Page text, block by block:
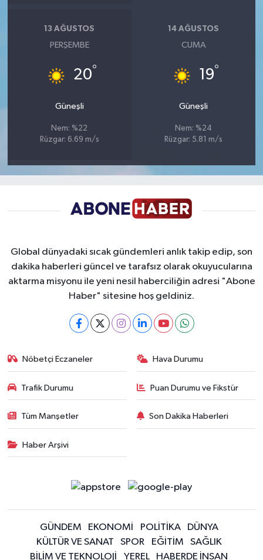
13 AĞUSTOS
PERŞEMBE
20°
Güneşli
Nem: %22
Rüzgar: 6.69 m/s
14 AĞUSTOS
CUMA
19°
Güneşli
Nem: %24
Rüzgar: 5.81 m/s
Global dünyadaki sıcak gündemleri anlık takip edip, son
dakika haberleri güncel ve tarafsız olarak okuyucularına
aktarma misyonu ile yeni nesil haberciliğin adresi "Abone
Haber" sitesine hoş geldiniz.
Nöbetçi Eczaneler Hava Durumu
Trafik Durumu Puan Durumu ve Fikstür
Tüm Manşetler Son Dakika Haberleri
Haber Arşivi
GÜNDEM EKONOMİ POLİTİKA
DÜNYA
KÜLTÜR VE SANAT
SPOR EĞİTİM
SAĞLIK
BİLİM VE TEKNOLOJİ
YEREL HABERDE İNSAN